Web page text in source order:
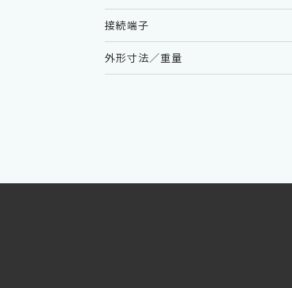
接続端子
外形寸法／重量